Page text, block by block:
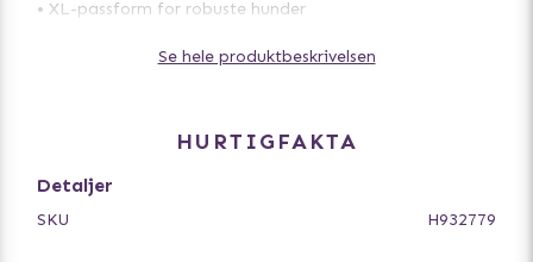
• XL-passform for robuste hunder
Se hele produktbeskrivelsen
HURTIGFAKTA
Detaljer
SKU H932779